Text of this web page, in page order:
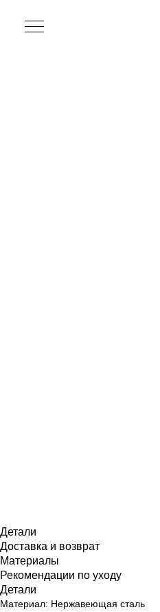
Детали
Доставка и возврат
Материалы
Рекомендации по уходу
Детали
Материал: Нержавеющая сталь